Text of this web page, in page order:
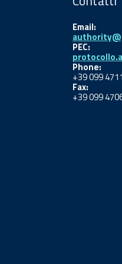
Email:
PEC:
Phone:
+39 099
Fax:
+39 099